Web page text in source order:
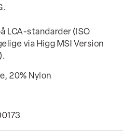
LCA-standarder (ISO
via Higg MSI Version
20% Nylon